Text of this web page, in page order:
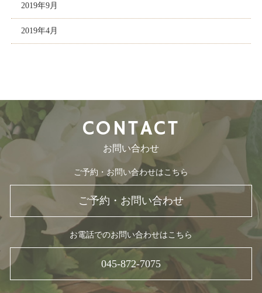
2019年9月
2019年4月
CONTACT
お問い合わせ
ご予約・お問い合わせはこちら
ご予約・お問い合わせ
お電話でのお問い合わせはこちら
045-872-7075